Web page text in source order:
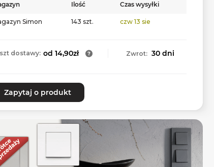
Ilość Czas wysyłki
Simon 143 szt. czw 13 sie
dostawy: od 14,90zł Zwrot: 30 dni
Zapytaj o produkt